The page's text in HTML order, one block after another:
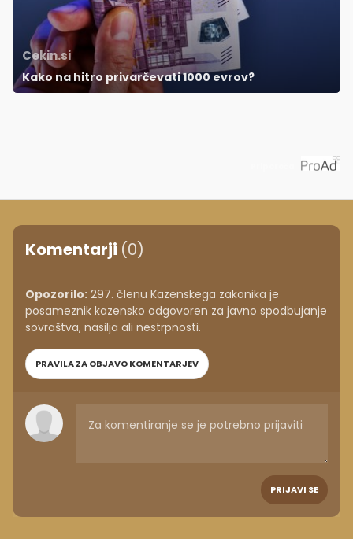
Cekin.si
Kako na hitro privarčevati 1000 evrov?
Komentarji (0)
Opozorilo: 297. členu Kazenskega zakonika je
posameznik kazensko odgovoren za javno spodbujanje
sovraštva, nasilja ali nestrpnosti.
PRAVILA ZA OBJAVO KOMENTARJEV
PRIJAVI SE